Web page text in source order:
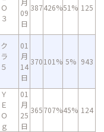
月
09
日
387426%51% 125
01
月
14
日
370101% 5% 943
01
月
25
日
365707%45% 124